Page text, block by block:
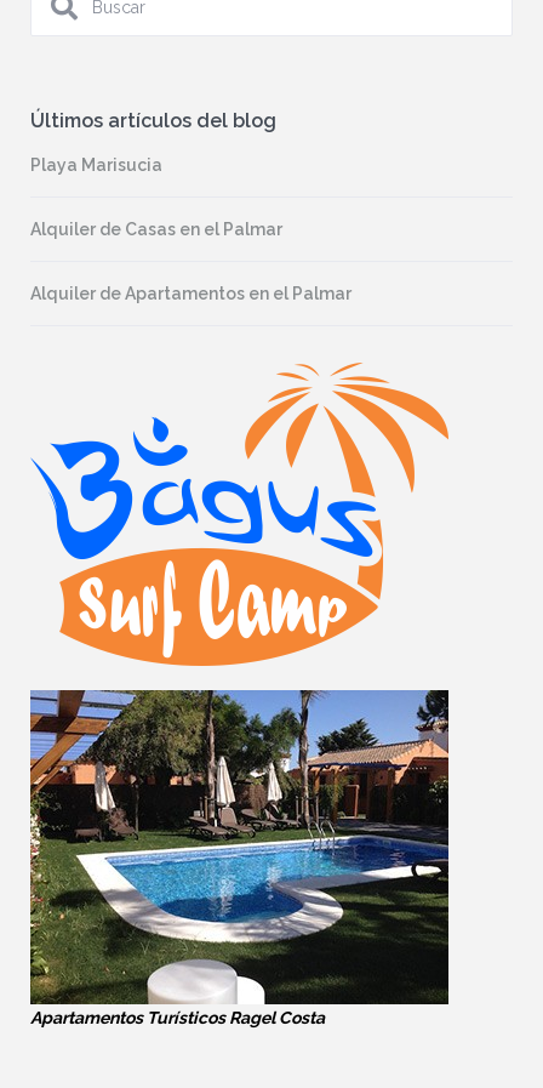
Últimos artículos del blog
Playa Marisucia
Alquiler de Casas en el Palmar
Alquiler de Apartamentos en el Palmar
Apartamentos Turísticos Ragel Costa